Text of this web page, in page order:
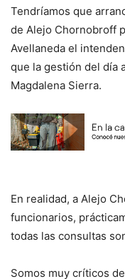
Tendríamos que
de Alejo Chornobroff
Avellaneda el
que la gestión del día
Magdalena Sierra.
En realidad, a Alejo
funcionarios,
todas las consultas
Somos muy críticos